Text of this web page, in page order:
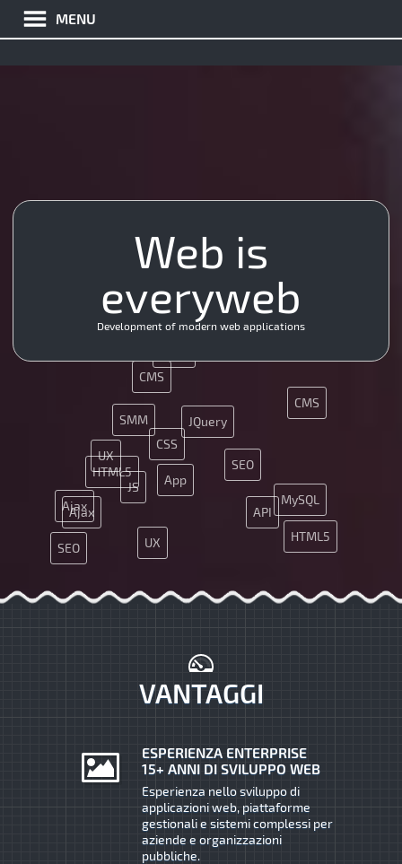
MENU
MySQL
HTML5
JS
JQuery
SEO
UX
API
CMS
CSS
Ajax
Git
App
PHP
HTML5
JQuery
Nginx
SEO
SMM
Java
UX
API
CMS
Ajax
App
Web is
everyweb
Development of modern web applications
VANTAGGI
ESPERIENZA ENTERPRISE
15+ ANNI DI SVILUPPO WEB
Esperienza nello sviluppo di
applicazioni web, piattaforme
gestionali e sistemi complessi per
aziende e organizzazioni
pubbliche.